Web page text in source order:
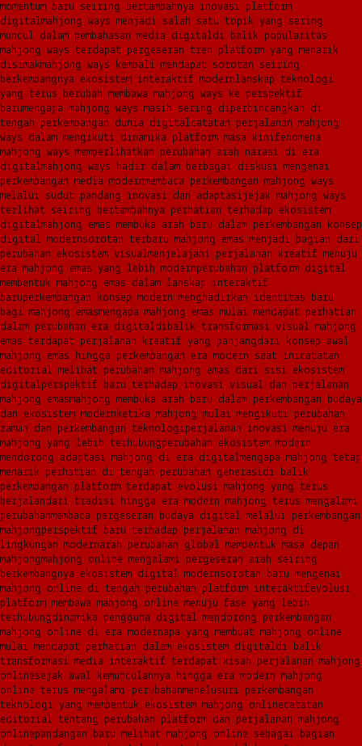
momentum baru seiring bertambahnya inovasi platform
digitalmahjong ways menjadi salah satu topik yang sering
muncul dalam pembahasan media digitaldi balik popularitas
mahjong ways terdapat pergeseran tren platform yang menarik
disimakmahjong ways kembali mendapat sorotan seiring
berkembangnya ekosistem interaktif modernlanskap teknologi
yang terus berubah membawa mahjong ways ke perspektif
barumengapa mahjong ways masih sering diperbincangkan di
tengah perkembangan dunia digitalcatatan perjalanan mahjong
ways dalam mengikuti dinamika platform masa kinifenomena
mahjong ways memperlihatkan perubahan arah narasi di era
digitalmahjong ways hadir dalam berbagai diskusi mengenai
perkembangan media modernmembaca perkembangan mahjong ways
melalui sudut pandang inovasi dan adaptasijejak mahjong ways
terlihat seiring bertambahnya perhatian terhadap ekosistem
digitalmahjong emas membuka arah baru dalam perkembangan konsep
digital modernsorotan terbaru mahjong emas menjadi bagian dari
perubahan ekosistem visualmenjelajahi perjalanan kreatif menuju
era mahjong emas yang lebih modernperubahan platform digital
membentuk mahjong emas dalam lanskap interaktif
baruperkembangan konsep modern menghadirkan identitas baru
bagi mahjong emasmengapa mahjong emas mulai mendapat perhatian
dalam perubahan era digitaldibalik transformasi visual mahjong
emas terdapat perjalanan kreatif yang panjangdari konsep awal
mahjong emas hingga perkembangan era modern saat inicatatan
editorial melihat perubahan mahjong emas dari sisi ekosistem
digitalperspektif baru terhadap inovasi visual dan perjalanan
mahjong emasmahjong membuka arah baru dalam perkembangan budaya
dan ekosistem modernketika mahjong mulai mengikuti perubahan
zaman dan perkembangan teknologiperjalanan inovasi menuju era
mahjong yang lebih terhubungperubahan ekosistem modern
mendorong adaptasi mahjong di era digitalmengapa mahjong tetap
menarik perhatian di tengah perubahan generasidi balik
perkembangan platform terdapat evolusi mahjong yang terus
berjalandari tradisi hingga era modern mahjong terus mengalami
perubahanmembaca pergeseran budaya digital melalui perkembangan
mahjongperspektif baru terhadap perjalanan mahjong di
lingkungan modernarah perubahan global membentuk masa depan
mahjongmahjong online mengalami pergeseran arah seiring
berkembangnya ekosistem digital modernsorotan baru mengenai
mahjong online di tengah perubahan platform interaktifevolusi
platform membawa mahjong online menuju fase yang lebih
terhubungdinamika pengguna digital mendorong perkembangan
mahjong online di era modernapa yang membuat mahjong online
mulai mendapat perhatian dalam ekosistem digitaldi balik
transformasi media interaktif terdapat kisah perjalanan mahjong
onlinesejak awal kemunculannya hingga era modern mahjong
online terus mengalami perubahanmenelusuri perkembangan
teknologi yang membentuk ekosistem mahjong onlinecatatan
editorial tentang perubahan platform dan perjalanan mahjong
onlinepandangan baru melihat mahjong online sebagai bagian